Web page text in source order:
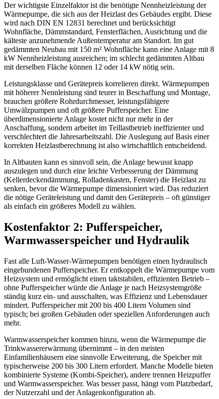
Der wichtigste Einzelfaktor ist die benötigte Nennheizleistung der
Wärmepumpe, die sich aus der Heizlast des Gebäudes ergibt. Diese
wird nach DIN EN 12831 berechnet und berücksichtigt
Wohnfläche, Dämmstandard, Fensterflächen, Ausrichtung und die
kälteste anzunehmende Außentemperatur am Standort. Im gut
gedämmten Neubau mit 150 m² Wohnfläche kann eine Anlage mit 8
kW Nennheizleistung ausreichen; im schlecht gedämmten Altbau
mit derselben Fläche können 12 oder 14 kW nötig sein.
Leistungsklasse und Gerätepreis korrelieren direkt. Wärmepumpen
mit höherer Nennleistung sind teurer in Beschaffung und Montage,
brauchen größere Rohrdurchmesser, leistungsfähigere
Umwälzpumpen und oft größere Pufferspeicher. Eine
überdimensionierte Anlage kostet nicht nur mehr in der
Anschaffung, sondern arbeitet im Teillastbetrieb ineffizienter und
verschlechtert die Jahresarbeitszahl. Die Auslegung auf Basis einer
korrekten Heizlastberechnung ist also wirtschaftlich entscheidend.
In Altbauten kann es sinnvoll sein, die Anlage bewusst knapp
auszulegen und durch eine leichte Verbesserung der Dämmung
(Kellerdeckendämmung, Rolladenkasten, Fenster) die Heizlast zu
senken, bevor die Wärmepumpe dimensioniert wird. Das reduziert
die nötige Geräteleistung und damit den Gerätepreis – oft günstiger
als einfach ein größeres Modell zu wählen.
Kostenfaktor 2: Pufferspeicher,
Warmwasserspeicher und Hydraulik
Fast alle Luft-Wasser-Wärmepumpen benötigen einen hydraulisch
eingebundenen Pufferspeicher. Er entkoppelt die Wärmepumpe vom
Heizsystem und ermöglicht einen taktstabilen, effizienten Betrieb –
ohne Pufferspeicher würde die Anlage je nach Heizsystemgröße
ständig kurz ein- und ausschalten, was Effizienz und Lebensdauer
mindert. Pufferspeicher mit 200 bis 400 Litern Volumen sind
typisch; bei großen Gebäuden oder speziellen Anforderungen auch
mehr.
Warmwasserspeicher kommen hinzu, wenn die Wärmepumpe die
Trinkwassererwärmung übernimmt – in den meisten
Einfamilienhäusern eine sinnvolle Erweiterung, die Speicher mit
typischerweise 200 bis 300 Litern erfordert. Manche Modelle bieten
kombinierte Systeme (Kombi-Speicher), andere trennen Heizpuffer
und Warmwasserspeicher. Was besser passt, hängt vom Platzbedarf,
der Nutzerzahl und der Anlagenkonfiguration ab.